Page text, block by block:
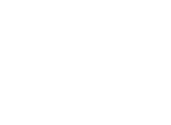
Cena: